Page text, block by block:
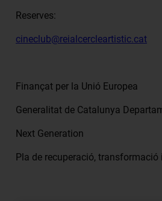
Reserves:
cineclub@reialcercleartistic.cat
Finançat per la Unió Europea
Generalitat de Catalunya
Next Generation
Pla de recuperació, transformació